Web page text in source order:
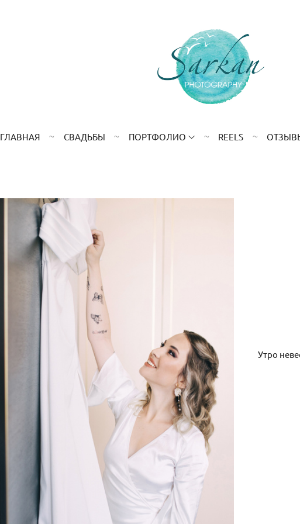
ГЛАВНАЯ СВАДЬБЫ ПОРТФОЛИО REELS
Утро